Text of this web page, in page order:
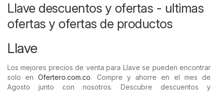
Llave descuentos y ofertas - ultimas
ofertas y ofertas de productos
Llave
Los mejores precios de venta para Llave se pueden encontrar
solo enOfertero.com.co. Compre y ahorre en el mes de
Agosto junto con nosotros. Descubre descuentos y